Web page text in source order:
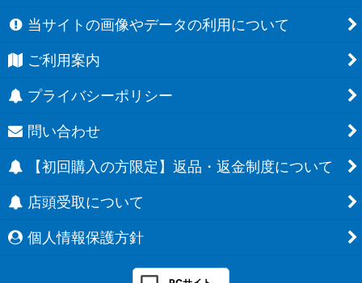
当サイトの画像やデータの利用について
ご利用案内
プライバシーポリシー
問い合わせ
【初回購入の方限定】返品・返金制度について
店頭受取について
個人情報保護方針